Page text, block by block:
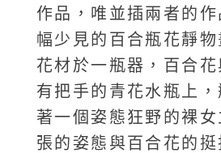
作品，唯並插兩者的
幅少見的百合瓶花靜
花材於一瓶器，百合
有把手的青花水瓶上
著一個姿態狂野的裸
張的姿態與百合花的